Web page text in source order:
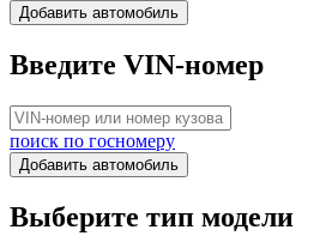
Добавить автомобиль
Введите VIN-номер
поиск по госномеру
Добавить автомобиль
Выберите тип модели